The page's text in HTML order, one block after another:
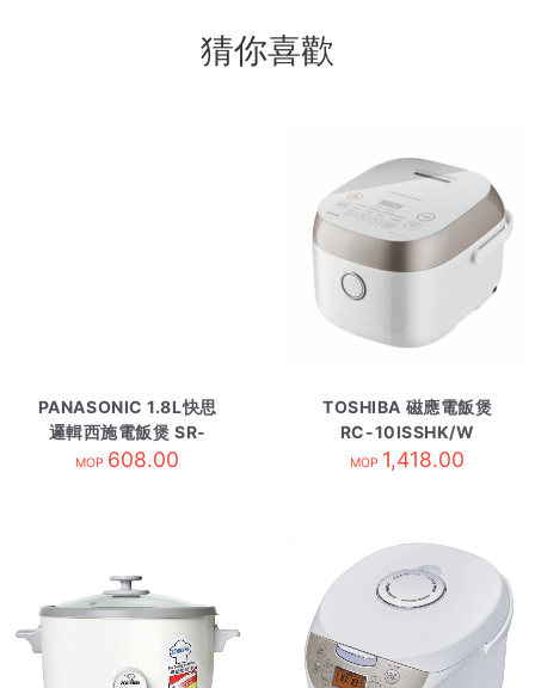
猜你喜歡
PANASONIC 1.8L快思
邏輯西施電飯煲 SR-
DA182
MOP 608.00
TOSHIBA 磁應電飯煲
RC-10ISSHK/W
MOP 1,418.00